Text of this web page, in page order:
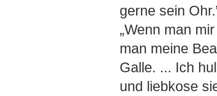
gerne sein
„Wenn man
man meine
Galle. ... Ich
und liebkose